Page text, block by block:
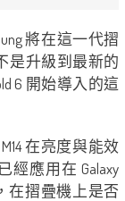
將在這一代摺
是升級到最新的
6 開始導入的這
在亮度與能效
經應用在 Galaxy
在摺疊機上是否